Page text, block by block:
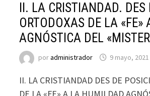
II. LA CRISTIANDAD.
ORTODOXAS DE LA
AGNÓSTICA DEL
poradministrador 9 mayo, 2021
II. LA CRISTIANDAD DES DE